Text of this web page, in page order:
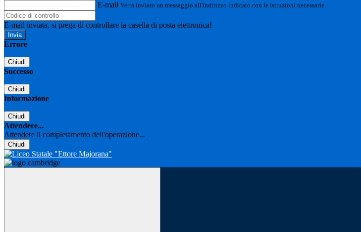
E-mail Verrà inviato un messaggio all'indirizzo indicato con le istruzioni necessarie.
E-mail inviata, si prega di controllare la casella di posta elettronica!
Errore
Chiudi
Successo
Chiudi
Informazione
Chiudi
Attendere...
Attendere il completamento dell'operazione...
Chiudi